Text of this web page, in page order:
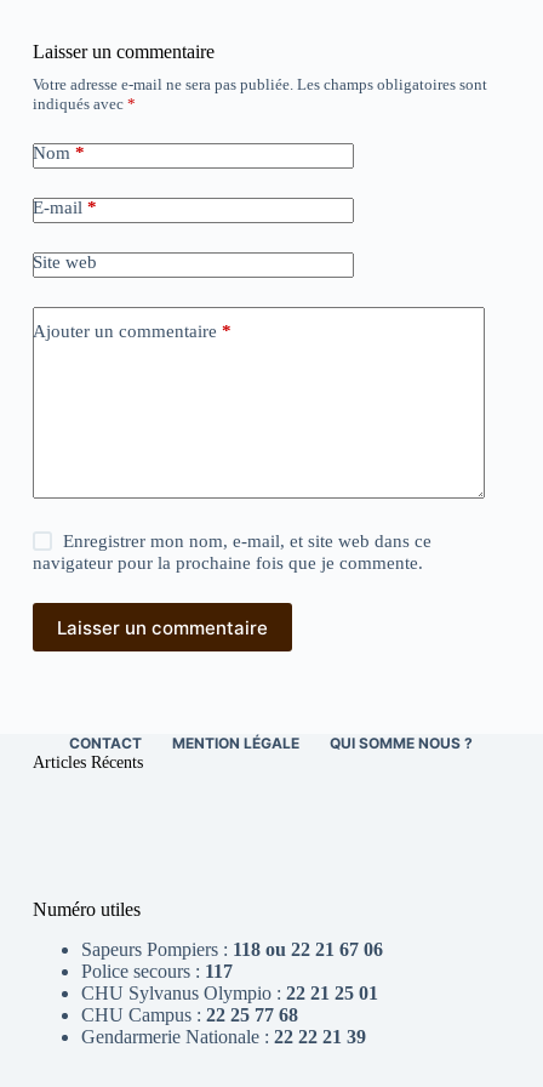
Laisser un commentaire
Votre adresse e-mail ne sera pas publiée. Les champs obligatoires sont
indiqués avec *
Nom *
E-mail *
Site web
Ajouter un commentaire *
Enregistrer mon nom, e-mail, et site web dans ce
navigateur pour la prochaine fois que je commente.
Laisser un commentaire
CONTACT MENTION LÉGALE QUI SOMME NOUS ?
Articles Récents
Numéro utiles
Sapeurs Pompiers : 118 ou 22 21 67 06
Police secours : 117
CHU Sylvanus Olympio : 22 21 25 01
CHU Campus : 22 25 77 68
Gendarmerie Nationale : 22 22 21 39